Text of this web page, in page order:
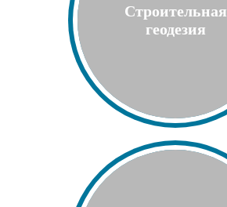
Строительная
геодезия